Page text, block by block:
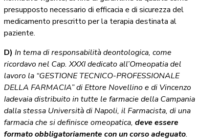
presupposto necessario di efficacia e di sicurezza del
medicamento prescritto per la terapia destinata al
paziente.
D) In tema di responsabilità deontologica, come
ricordavo nel Cap. XXXI dedicato all’Omeopatia del
lavoro la “GESTIONE TECNICO-PROFESSIONALE
DELLA FARMACIA” di Ettore Novellino e di Vincenzo
Iadevaia distribuito in tutte le farmacie della Campania
dalla stessa Università di Napoli, il Farmacista, di una
farmacia che si definisce omeopatica, deve essere
formato obbligatoriamente con un corso adeguato.